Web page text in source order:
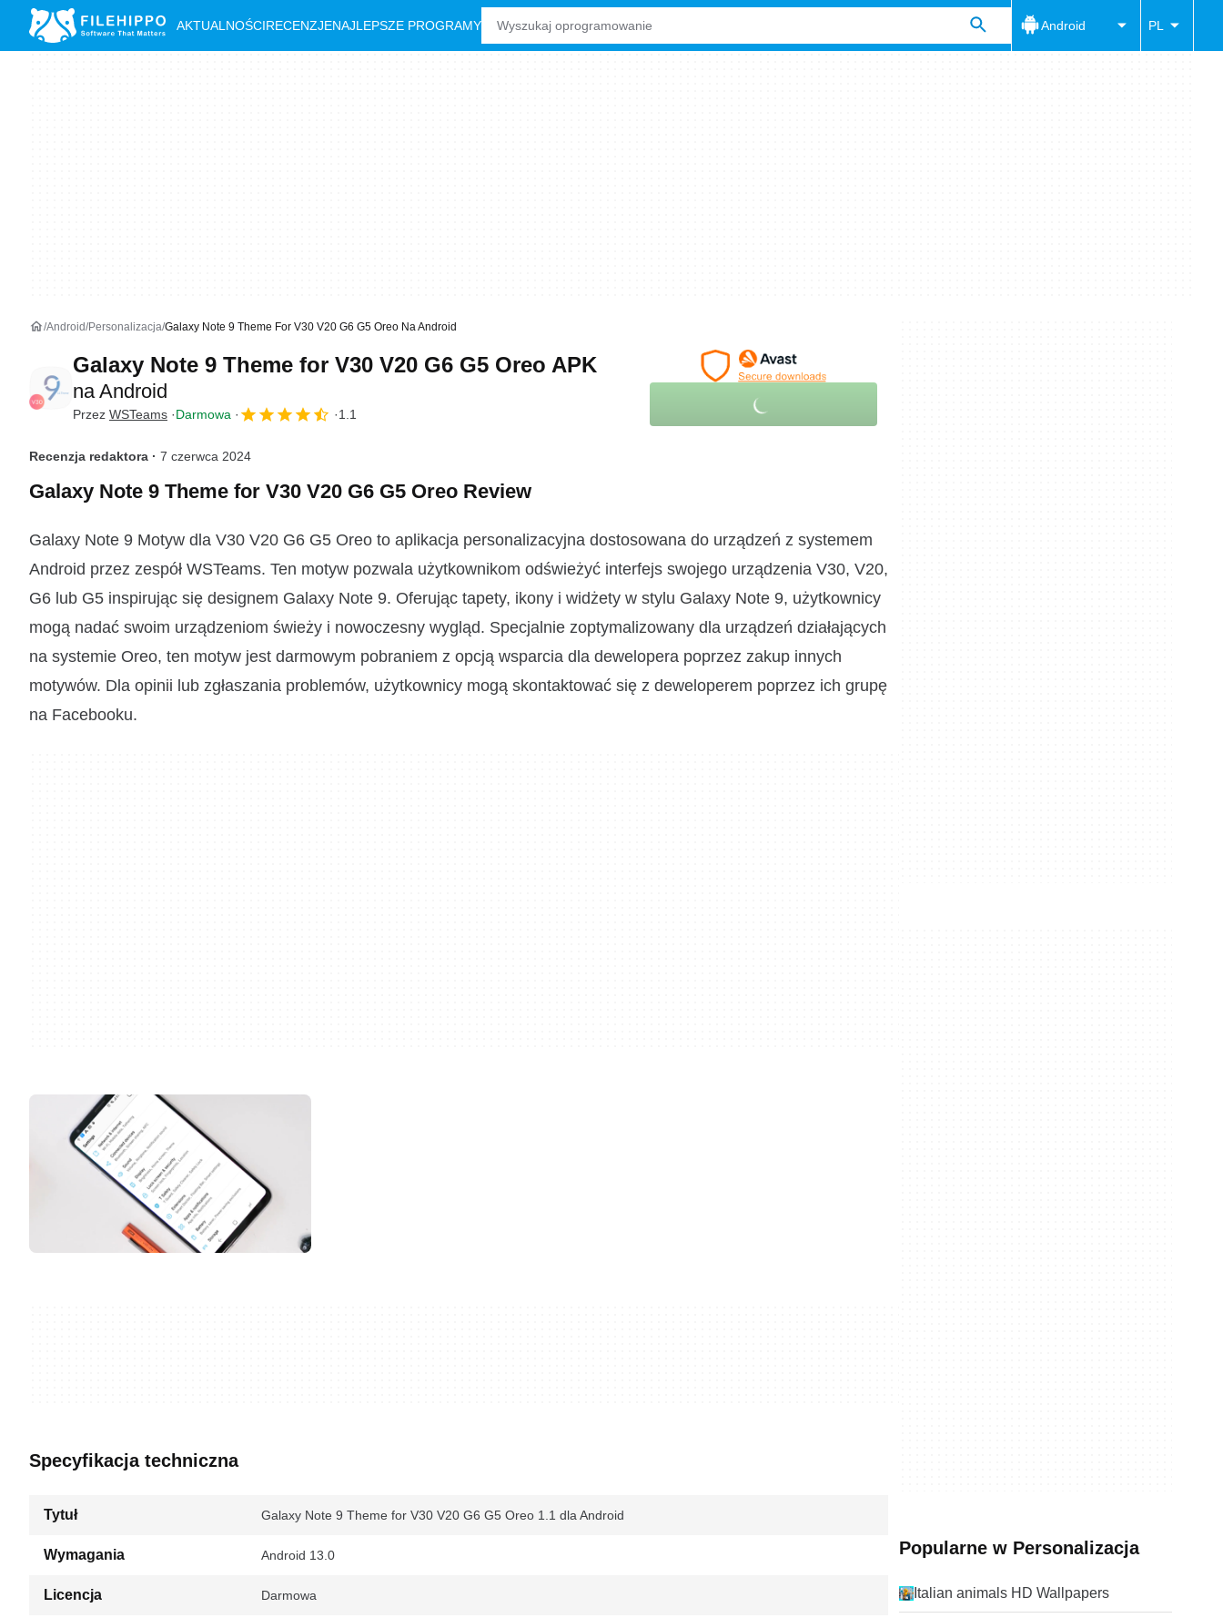
AKTUALNOŚCIRECENZJENAJLEPSZE PROGRAMY Android PL
Android Personalizacja Galaxy Note 9 Theme For V30 V20 G6 G5 Oreo Na Android
Galaxy Note 9 Theme for V30 V20 G6 G5 Oreo APK
na Android
Przez WSTeams Darmowa 1.1
Recenzja redaktora · 7 czerwca 2024
Galaxy Note 9 Theme for V30 V20 G6 G5 Oreo Review
Galaxy Note 9 Motyw dla V30 V20 G6 G5 Oreo to aplikacja personalizacyjna dostosowana do urządzeń z systemem
Android przez zespół WSTeams. Ten motyw pozwala użytkownikom odświeżyć interfejs swojego urządzenia V30, V20,
G6 lub G5 inspirując się designem Galaxy Note 9. Oferując tapety, ikony i widżety w stylu Galaxy Note 9, użytkownicy
mogą nadać swoim urządzeniom świeży i nowoczesny wygląd. Specjalnie zoptymalizowany dla urządzeń działających
na systemie Oreo, ten motyw jest darmowym pobraniem z opcją wsparcia dla dewelopera poprzez zakup innych
motywów. Dla opinii lub zgłaszania problemów, użytkownicy mogą skontaktować się z deweloperem poprzez ich grupę
na Facebooku.
Specyfikacja techniczna
Tytuł Galaxy Note 9 Theme for V30 V20 G6 G5 Oreo 1.1 dla Android
Wymagania Android 13.0
Licencja Darmowa
Popularne w Personalizacja
Italian animals HD Wallpapers